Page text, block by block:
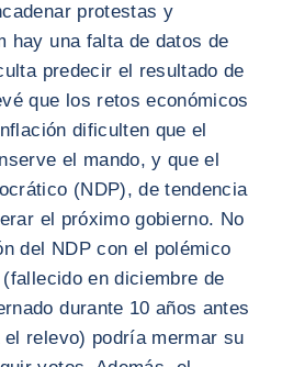
protestas y
hay una falta de datos de
predecir el resultado de
que los retos económicos
dificulten que el
el mando, y que el
(NDP), de tendencia
el próximo gobierno. No
del NDP con el polémico
en diciembre de
durante 10 años antes
relevo) podría mermar su